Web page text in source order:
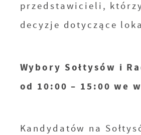
przedstawicieli,
decyzje dotyczące
Wybory Sołtysów i
od 10:00 – 15:00 we
Kandydatów na